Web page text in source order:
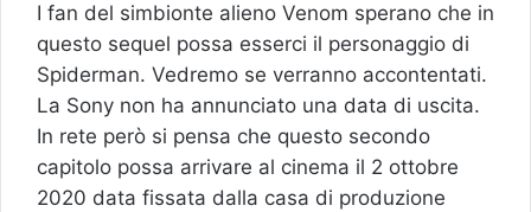
I fan del simbionte alieno Venom sperano che in
questo sequel possa esserci il personaggio di
Spiderman. Vedremo se verranno accontentati.
La Sony non ha annunciato una data di uscita.
In rete però si pensa che questo secondo
capitolo possa arrivare al cinema il 2 ottobre
2020 data fissata dalla casa di produzione